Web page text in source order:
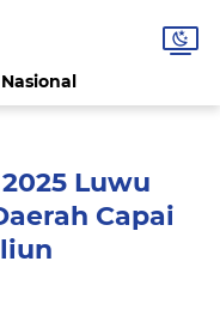
Nasional
Luwu
Capai